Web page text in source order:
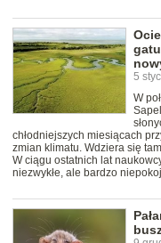
5
W
chłodniejszych miesiącach
zmian klimatu. Wdziera się
W ciągu ostatnich lat
niezwykłe, ale bardzo